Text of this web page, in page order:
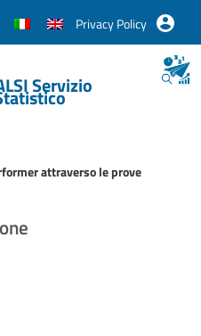
Privacy Policy
Servizio
attraverso le prove